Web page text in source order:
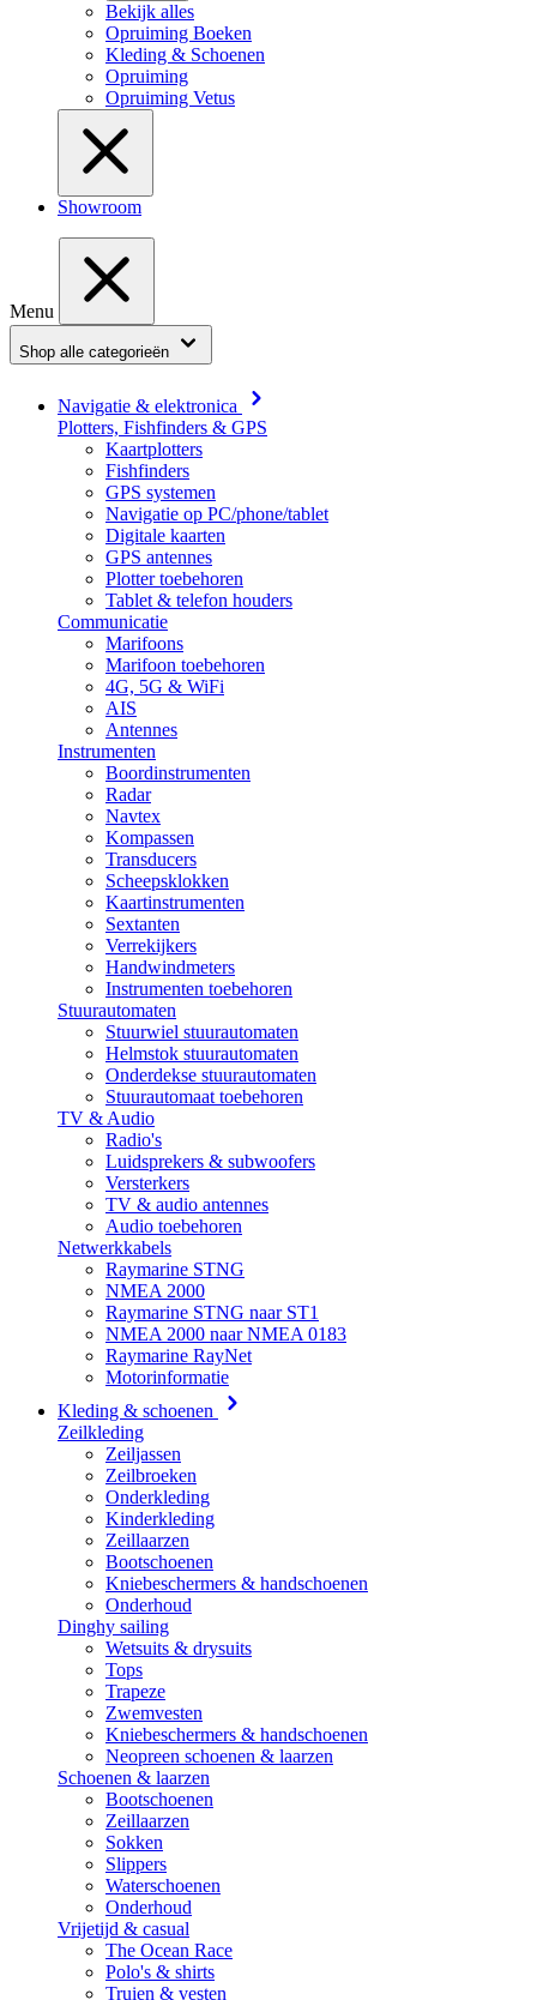
Bekijk alles
Opruiming Boeken
Kleding & Schoenen
Opruiming
Opruiming Vetus
Showroom
Menu
Shop alle categorieën
Navigatie & elektronica
Plotters, Fishfinders & GPS
Kaartplotters
Fishfinders
GPS systemen
Navigatie op PC/phone/tablet
Digitale kaarten
GPS antennes
Plotter toebehoren
Tablet & telefon houders
Communicatie
Marifoons
Marifoon toebehoren
4G, 5G & WiFi
AIS
Antennes
Instrumenten
Boordinstrumenten
Radar
Navtex
Kompassen
Transducers
Scheepsklokken
Kaartinstrumenten
Sextanten
Verrekijkers
Handwindmeters
Instrumenten toebehoren
Stuurautomaten
Stuurwiel stuurautomaten
Helmstok stuurautomaten
Onderdekse stuurautomaten
Stuurautomaat toebehoren
TV & Audio
Radio's
Luidsprekers & subwoofers
Versterkers
TV & audio antennes
Audio toebehoren
Netwerkkabels
Raymarine STNG
NMEA 2000
Raymarine STNG naar ST1
NMEA 2000 naar NMEA 0183
Raymarine RayNet
Motorinformatie
Kleding & schoenen
Zeilkleding
Zeiljassen
Zeilbroeken
Onderkleding
Kinderkleding
Zeillaarzen
Bootschoenen
Kniebeschermers & handschoenen
Onderhoud
Dinghy sailing
Wetsuits & drysuits
Tops
Trapeze
Zwemvesten
Kniebeschermers & handschoenen
Neopreen schoenen & laarzen
Schoenen & laarzen
Bootschoenen
Zeillaarzen
Sokken
Slippers
Waterschoenen
Onderhoud
Vrijetijd & casual
The Ocean Race
Polo's & shirts
Truien & vesten